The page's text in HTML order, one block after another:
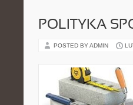
POLITYKA
POSTED BY ADMIN